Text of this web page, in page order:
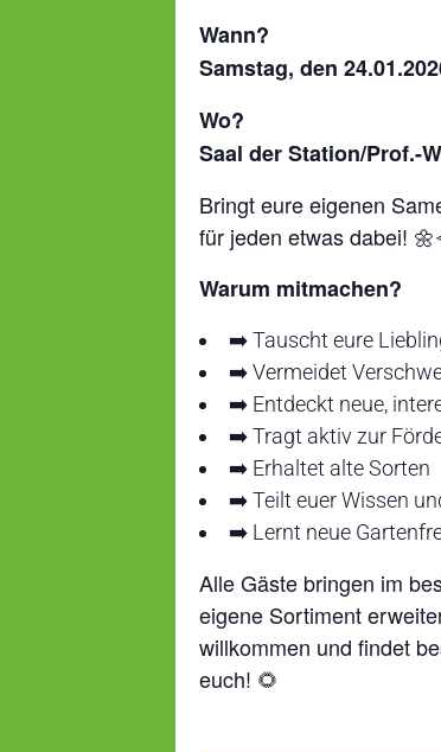
Wann?
Samstag, den
Wo?
Saal der Station/Prof.-
Bringt eure eigenen
für jeden etwas dabei!
Warum mitmachen?
➡️ Tauscht eure
➡️ Vermeidet
➡️ Entdeckt neue,
➡️ Tragt aktiv zur
➡️ Erhaltet alte Sorten
➡️ Teilt euer Wissen
➡️ Lernt neue
Alle Gäste bringen im
eigene Sortiment
willkommen und findet
euch! 🌻